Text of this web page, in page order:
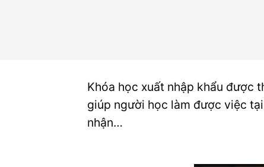
Khóa học xuất nhập khẩu được
giúp người học làm được việc
nhận…